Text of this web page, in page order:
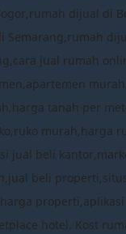
dijual di
jual rumah
tanah per
murah,harga
jual beli
beli
hotel. Kost